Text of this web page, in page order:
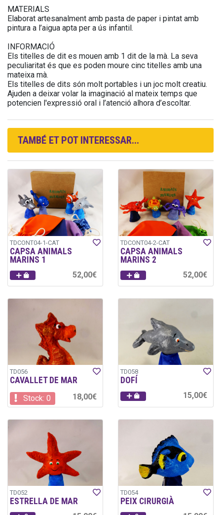
MATERIALS
Elaborat artesanalment amb pasta de paper i pintat amb
pintura a l’aigua apta per a ús infantil.
INFORMACIÓ
Els titelles de dit es mouen amb 1 dit de la mà. La seva
peculiaritat és que es poden moure cinc titelles amb una
mateixa mà.
Els titelles de dits són molt portables i un joc molt creatiu.
Ajuden a deixar volar la imaginació al mateix temps que
potencien l'expressió oral i l’atenció alhora d’escoltar.
TAMBÉ ET POT INTERESSAR...
TDCONT04-1-CAT
CAPSA ANIMALS
MARINS 1
52,00€
TDCONT04-2-CAT
CAPSA ANIMALS
MARINS 2
52,00€
TD056
CAVALLET DE MAR
Stock: 0 18,00€
TD058
DOFÍ
15,00€
TD052
ESTRELLA DE MAR
TD054
PEIX CIRURGIÀ